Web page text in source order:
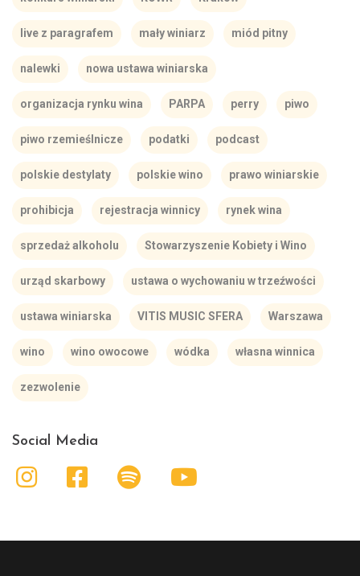
live z paragrafem mały winiarz miód pitny
nalewki nowa ustawa winiarska
organizacja rynku wina PARPA perry piwo
piwo rzemieślnicze podatki podcast
polskie destylaty polskie wino prawo winiarskie
prohibicja rejestracja winnicy rynek wina
sprzedaż alkoholu Stowarzyszenie Kobiety i Wino
urząd skarbowy ustawa o wychowaniu w trzeźwości
ustawa winiarska VITIS MUSIC SFERA Warszawa
wino wino owocowe wódka własna winnica
zezwolenie
Social Media